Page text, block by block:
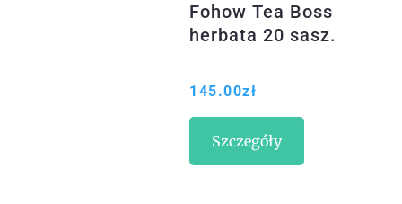
Fohow Tea Boss
herbata 20 sasz.
145.00zł
Szczegóły